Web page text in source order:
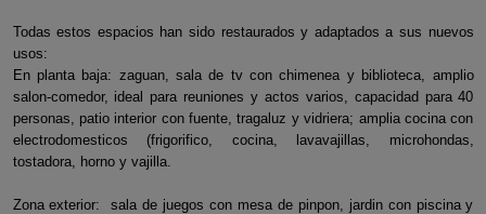
Todas estos espacios han sido restaurados y adaptados a sus nuevos
usos:
En planta baja: zaguan, sala de tv con chimenea y biblioteca, amplio
salon-comedor, ideal para reuniones y actos varios, capacidad para 40
personas, patio interior con fuente, tragaluz y vidriera; amplia cocina con
electrodomesticos (frigorifico, cocina, lavavajillas, microhondas,
tostadora, horno y vajilla.
Zona exterior: sala de juegos con mesa de pinpon, jardin con piscina y